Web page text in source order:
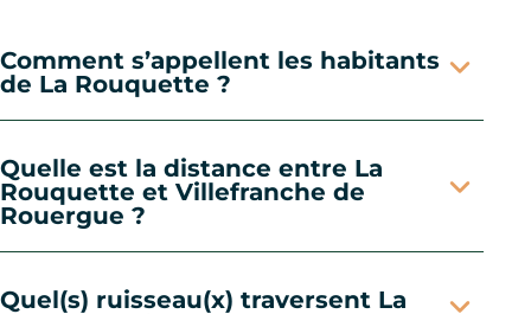
Comment s’appellent les habitants
de La Rouquette ?
Quelle est la distance entre La
Rouquette et Villefranche de
Rouergue ?
Quel(s) ruisseau(x) traversent La